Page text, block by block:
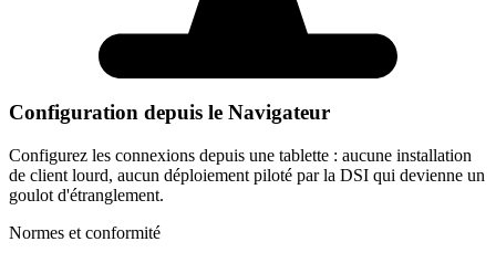
Configuration depuis le Navigateur
Configurez les connexions depuis une tablette : aucune installation
de client lourd, aucun déploiement piloté par la DSI qui devienne un
goulot d'étranglement.
Normes et conformité